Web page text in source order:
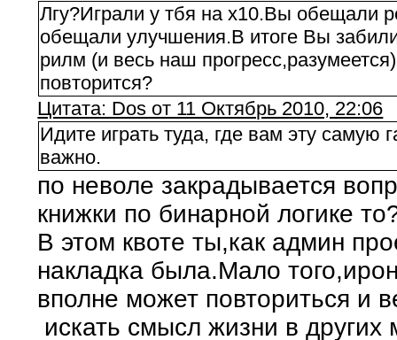
Лгу?Играли у тбя на х10.Вы обещали
обещали улучшения.В итоге Вы
рилм (и весь наш
повторится?
Цитата: Dos от 11 Октябрь 2010, 22:06
Идите играть туда, где вам эту самую
важно.
по неволе закрадывается
книжки по бинарной логике
В этом квоте ты,как админ
накладка была.Мало
вполне может повториться и
искать смысл жизни в других